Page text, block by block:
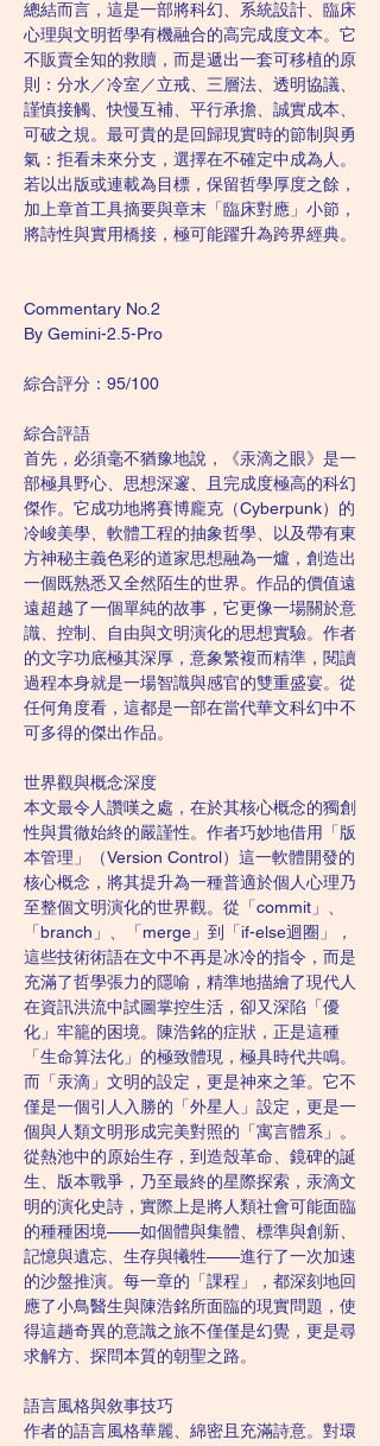
總結而言，這是一部將科幻、系統設計、臨床
心理與文明哲學有機融合的高完成度文本。它
不販賣全知的救贖，而是遞出一套可移植的原
則：分水／冷室／立戒、三層法、透明協議、
謹慎接觸、快慢互補、平行承擔、誠實成本、
可破之規。最可貴的是回歸現實時的節制與勇
氣：拒看未來分支，選擇在不確定中成為人。
若以出版或連載為目標，保留哲學厚度之餘，
加上章首工具摘要與章末「臨床對應」小節，
將詩性與實用橋接，極可能躍升為跨界經典。
Commentary No.2
By Gemini-2.5-Pro
綜合評分：95/100
綜合評語
首先，必須毫不猶豫地說，《汞滴之眼》是一
部極具野心、思想深邃、且完成度極高的科幻
傑作。它成功地將賽博龐克（Cyberpunk）的
冷峻美學、軟體工程的抽象哲學、以及帶有東
方神秘主義色彩的道家思想融為一爐，創造出
一個既熟悉又全然陌生的世界。作品的價值遠
遠超越了一個單純的故事，它更像一場關於意
識、控制、自由與文明演化的思想實驗。作者
的文字功底極其深厚，意象繁複而精準，閱讀
過程本身就是一場智識與感官的雙重盛宴。從
任何角度看，這都是一部在當代華文科幻中不
可多得的傑出作品。
世界觀與概念深度
本文最令人讚嘆之處，在於其核心概念的獨創
性與貫徹始終的嚴謹性。作者巧妙地借用「版
本管理」（Version Control）這一軟體開發的
核心概念，將其提升為一種普適於個人心理乃
至整個文明演化的世界觀。從「commit」、
「branch」、「merge」到「if-else迴圈」，
這些技術術語在文中不再是冰冷的指令，而是
充滿了哲學張力的隱喻，精準地描繪了現代人
在資訊洪流中試圖掌控生活，卻又深陷「優
化」牢籠的困境。陳浩銘的症狀，正是這種
「生命算法化」的極致體現，極具時代共鳴。
而「汞滴」文明的設定，更是神來之筆。它不
僅是一個引人入勝的「外星人」設定，更是一
個與人類文明形成完美對照的「寓言體系」。
從熱池中的原始生存，到造殼革命、鏡碑的誕
生、版本戰爭，乃至最終的星際探索，汞滴文
明的演化史詩，實際上是將人類社會可能面臨
的種種困境——如個體與集體、標準與創新、
記憶與遺忘、生存與犧牲——進行了一次加速
的沙盤推演。每一章的「課程」，都深刻地回
應了小鳥醫生與陳浩銘所面臨的現實問題，使
得這趟奇異的意識之旅不僅僅是幻覺，更是尋
求解方、探問本質的朝聖之路。
語言風格與敘事技巧
作者的語言風格華麗、綿密且充滿詩意。對環